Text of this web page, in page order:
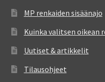
MP renkaiden sisäänajo
Kuinka valitsen oikean
Uutiset & artikkelit
Tilausohjeet